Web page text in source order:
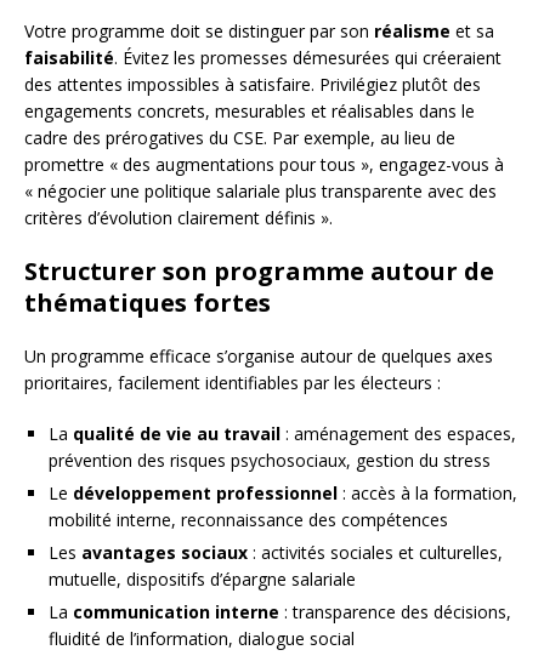
Votre programme doit se distinguer par son réalisme et sa
faisabilité. Évitez les promesses démesurées qui créeraient
des attentes impossibles à satisfaire. Privilégiez plutôt des
engagements concrets, mesurables et réalisables dans le
cadre des prérogatives du CSE. Par exemple, au lieu de
promettre « des augmentations pour tous », engagez-vous à
« négocier une politique salariale plus transparente avec des
critères d’évolution clairement définis ».
Structurer son programme autour de
thématiques fortes
Un programme efficace s’organise autour de quelques axes
prioritaires, facilement identifiables par les électeurs :
La qualité de vie au travail : aménagement des espaces,
prévention des risques psychosociaux, gestion du stress
Le développement professionnel : accès à la formation,
mobilité interne, reconnaissance des compétences
Les avantages sociaux : activités sociales et culturelles,
mutuelle, dispositifs d’épargne salariale
La communication interne : transparence des décisions,
fluidité de l’information, dialogue social